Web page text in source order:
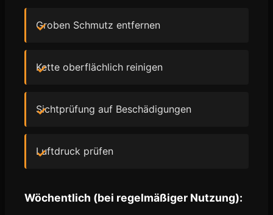
Groben Schmutz entfernen
Kette oberflächlich reinigen
Sichtprüfung auf Beschädigungen
Luftdruck prüfen
Wöchentlich (bei regelmäßiger Nutzung):